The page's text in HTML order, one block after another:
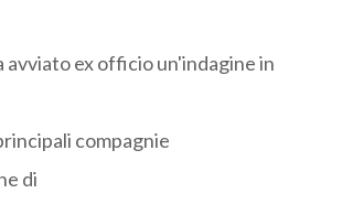
avviato ex officio un'indagine in
compagnie
di